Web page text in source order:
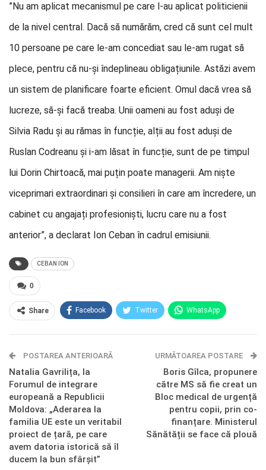
”Nu am aplicat mecanismul pe care l-au aplicat politicienii
de la nivel central. Dacă să numărăm, cred că sunt cel mult
10 persoane pe care le-am concediat sau le-am rugat să
plece, pentru că nu-și îndeplineau obligațiunile. Astăzi avem
un sistem de planificare foarte eficient. Omul dacă vrea să
lucreze, să-și facă treaba. Unii oameni au fost aduși de
Silvia Radu și au rămas în funcție, alții au fost aduși de
Ruslan Codreanu și i-am lăsat în funcție, sunt de pe timpul
lui Dorin Chirtoacă, mai puțin poate managerii. Am niște
viceprimari extraordinari și consilieri în care am încredere, un
cabinet cu angajați profesioniști, lucru care nu a fost
anterior”, a declarat Ion Ceban în cadrul emisiunii.
CEBAN ION
0
Share Facebook Twitter WhatsApp
Telegram OK.ru
POSTAREA ANTERIOARĂ
Natalia Gavrilița, la
Forumul de integrare
europeană a Republicii
Moldova: „Aderarea la
familia UE este un veritabil
proiect de țară, pe care
avem datoria istorică să îl
ducem la bun sfârșit”
URMĂTOAREA POSTARE
Boris Gîlca, propunere
către MS să fie creat un
Bloc medical de urgență
pentru copii, prin co-
finanțare. Ministerul
Sănătății se face că plouă